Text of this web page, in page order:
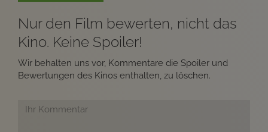
Nur den Film bewerten, nicht das
Kino. Keine Spoiler!
Wir behalten uns vor, Kommentare die Spoiler und
Bewertungen des Kinos enthalten, zu löschen.